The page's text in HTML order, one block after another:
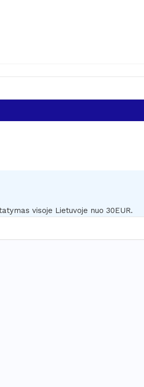
visoje Lietuvoje nuo 30EUR.